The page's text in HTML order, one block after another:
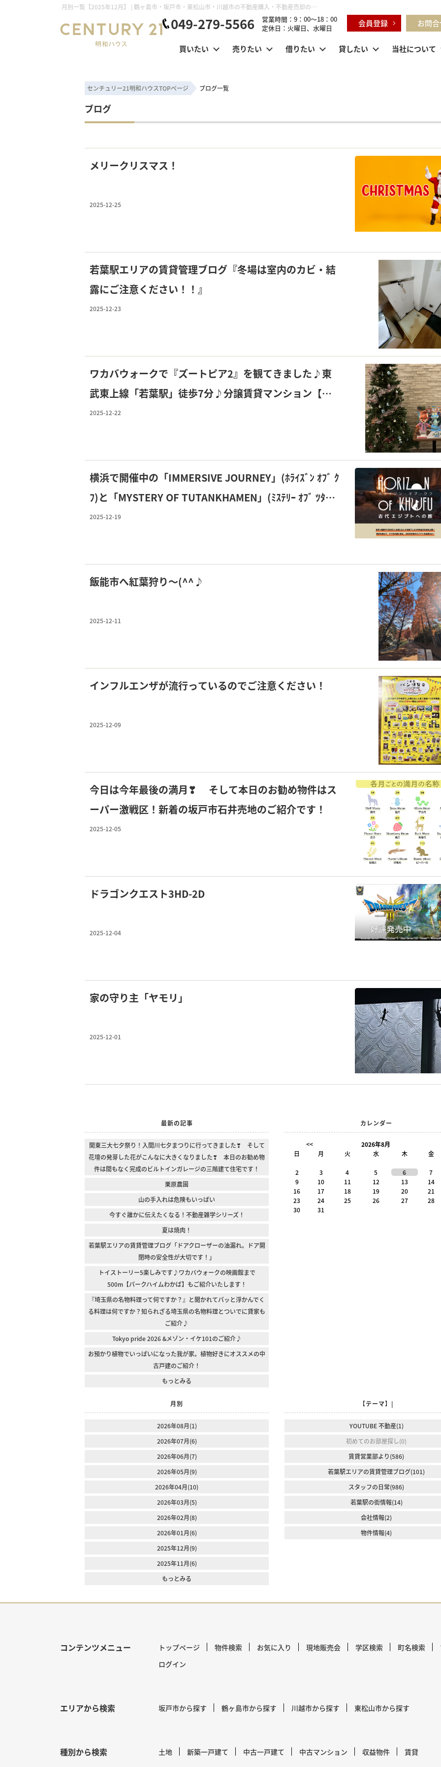
月別一覧【2025年12月】 | 鶴ヶ島市・坂戸市・東松山市・川越市の不動産購入・不動産売却のことならセンチュリー21明和ハウス
049-279-5566
営業時間：9：00～18：00
定休日：火曜日、水曜日
会員登録 お問
買いたい 売りたい 借りたい 貸したい 当社について
センチュリー21明和ハウスTOPページ ブログ一覧
ブログ
メリークリスマス！
2025-12-25
若葉駅エリアの賃貸管理ブログ『冬場は室内のカビ・結
露にご注意ください！！』
2025-12-23
ワカバウォークで『ズートピア2』を観てきました♪東
武東上線「若葉駅」徒歩7分♪分譲賃貸マンション【若
葉グリーンプラザ弐番館】もご紹介します！
2025-12-22
横浜で開催中の「IMMERSIVE JOURNEY」(ﾎﾗｲｽﾞﾝ ｵﾌﾞ ｸ
ﾌ)と「MYSTERY OF TUTANKHAMEN」(ﾐｽﾃﾘｰ ｵﾌﾞ ﾂﾀﾝｶ
ｰﾒﾝ）展で古代エジプトの世界に没入してきました！つ
2025-12-19
飯能市へ紅葉狩り～(^^♪
2025-12-11
インフルエンザが流行っているのでご注意ください！
2025-12-09
今日は今年最後の満月❣ そして本日のお勧め物件はス
ーパー激戦区！新着の坂戸市石井売地のご紹介です！
2025-12-05
ドラゴンクエスト3HD-2D
2025-12-04
家の守り主「ヤモリ」
2025-12-01
最新の記事
関東三大七夕祭り！入間川七夕まつりに行ってきました❣ そして
花壇の発芽した花がこんなに大きくなりました❣ 本日のお勧め物
件は間もなく完成のビルトインガレージの三階建て住宅です！
栗原農園
山の手入れは危険もいっぱい
今すぐ誰かに伝えたくなる！不動産雑学シリーズ！
夏は焼肉！
若葉駅エリアの賃貸管理ブログ「ドアクローザーの油漏れ。ドア開
閉時の安全性が大切です！」
トイストーリー5楽しみです♪ワカバウォークの映画館まで
500m【パークハイムわかば】もご紹介いたします！
『埼玉県の名物料理って何ですか？』と聞かれてパッと浮かんでく
る料理は何ですか？知られざる埼玉県の名物料理とついでに貸家も
ご紹介♪
Tokyo pride 2026 &メゾン・イケ101のご紹介♪
お預かり植物でいっぱいになった我が家。植物好きにオススメの中
古戸建のご紹介！
もっとみる
カレンダー
<<
2026年8月
日
月 火 水 木 金
2 3 4 5 6
7
9
10 11 12 13
14
16
17 18 19 20
21
23
24 25 26 27
28
30
31
月別
2026年08月(1)
2026年07月(6)
2026年06月(7)
2026年05月(9)
2026年04月(10)
2026年03月(5)
2026年02月(8)
2026年01月(6)
2025年12月(9)
2025年11月(6)
もっとみる
【テーマ】|
YOUTUBE 不動産(1)
初めてのお部屋探し(0)
賃貸営業部より(586)
若葉駅エリアの賃貸管理ブログ(101)
スタッフの日常(986)
若葉駅の街情報(14)
会社情報(2)
物件情報(4)
コンテンツメニュー トップページ 物件検索 お気に入り 現地販売会 学区検索 町名検索
ログイン
エリアから検索 坂戸市から探す 鶴ヶ島市から探す 川越市から探す 東松山市から探す
種別から検索 土地 新築一戸建て 中古一戸建て 中古マンション 収益物件 賃貸